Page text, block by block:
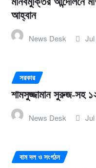
আহ্বান
News Desk
সরকার
শামসুজ্জামান সুরুজ-সহ
News Desk
বাম দল ও সংগঠন